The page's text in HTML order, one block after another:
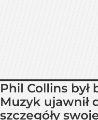
Phil Collins był
Muzyk ujawnił
szczegóły